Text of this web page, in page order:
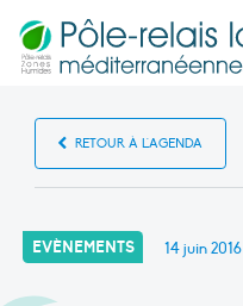
RETOUR À L'AGENDA
EVÈNEMENTS 14 juin 2016